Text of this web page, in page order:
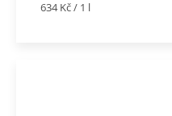
Měrná
634 Kč / 1 l